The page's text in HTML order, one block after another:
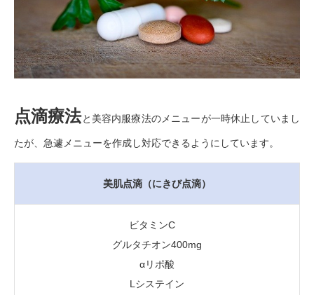
点滴療法と美容内服療法のメニューが一時休止していまし
たが、急遽メニューを作成し対応できるようにしています。
美肌点滴（にきび点滴）
ビタミンC
グルタチオン400mg
αリポ酸
Lシステイン